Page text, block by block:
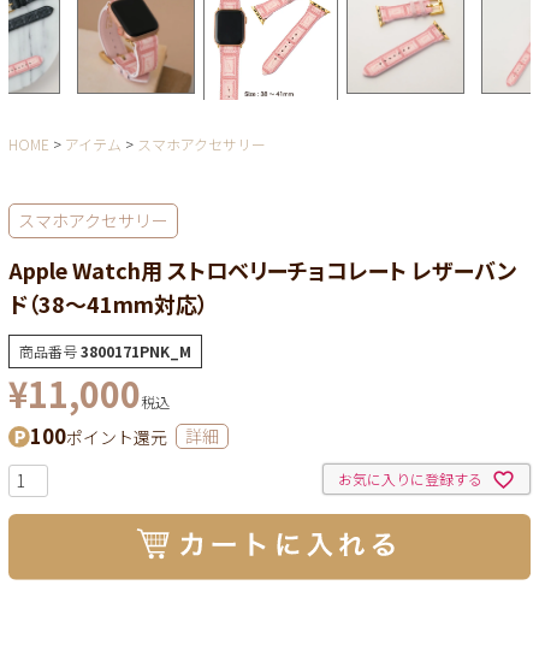
HOME アイテム スマホアクセサリー
スマホアクセサリー
Apple Watch用 ストロベリーチョコレート レザーバン
ド（38～41mm対応）
商品番号3800171PNK_M
¥11,000税込
100ポイント還元 詳細
お気に入りに登録する